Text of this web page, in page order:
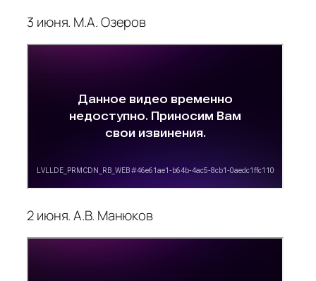
3 июня. М.А. Озеров
2 июня. А.В. Манюков